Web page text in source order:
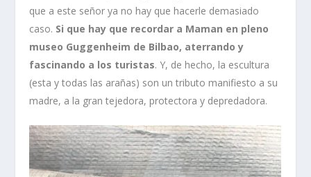
que a este señor ya no hay que hacerle demasiado
caso. Si que hay que recordar a Maman en pleno
museo Guggenheim de Bilbao, aterrando y
fascinando a los turistas. Y, de hecho, la escultura
(esta y todas las arañas) son un tributo manifiesto a su
madre, a la gran tejedora, protectora y depredadora.